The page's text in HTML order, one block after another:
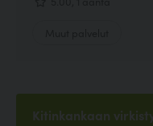
Kitinkankaan